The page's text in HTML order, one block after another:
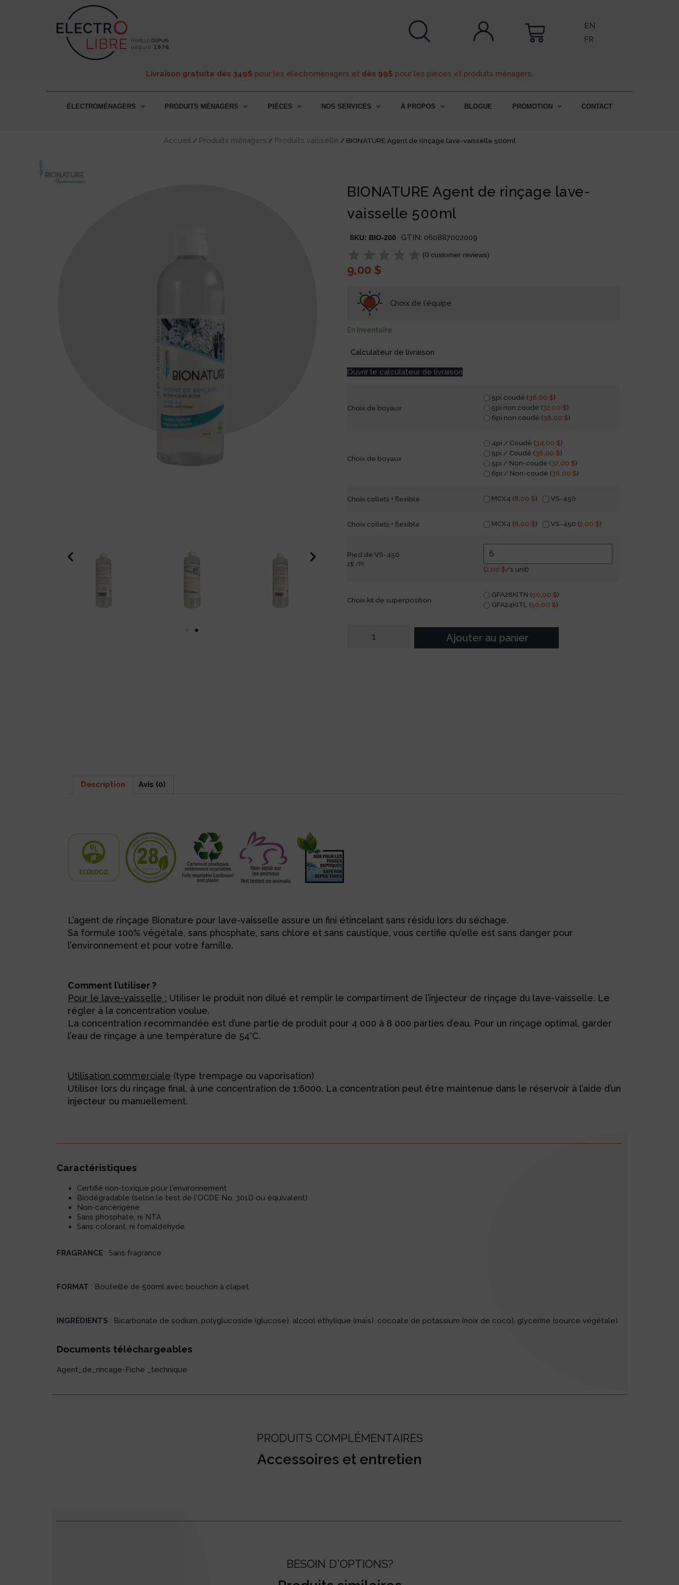
EN
FR
Livraison gratuite dès 349$ pour les électroménagers et dès 99$ pour les pièces et produits ménagers.
ÉLECTROMÉNAGERS PRODUITS MÉNAGERS PIÈCES NOS SERVICES À PROPOS BLOGUE PROMOTION CONTACT
Accueil / Produits ménagers / Produits vaisselle / BIONATURE Agent de rinçage lave-vaisselle 500ml
BIONATURE Agent de rinçage lave-
vaisselle 500ml
SKU: BIO-200 GTIN: 060887002009
(0 customer reviews)
9,00 $
Choix de l'équipe
En Inventaire
Calculateur de livraison
Ouvrir le calculateur de livraison
Choix de boyaux
5pi coudé (38,00 $)
5pi non coudé (32,00 $)
6pi non coudé (38,00 $)
Choix de boyaux
4pi / Coudé (34,00 $)
5pi / Coudé (38,00 $)
5pi / Non-coudé (32,00 $)
6pi / Non-coudé (38,00 $)
Choix collets + flexible MCX4 (8,00 $) VS-450
Choix collets + flexible MCX4 (8,00 $) VS-450 (2,00 $)
Pied de VS-450
2$ /PI
(2,00 $/1 unit)
Choix kit de superposition
GFA28KITN (50,00 $)
GFA24KITL (50,00 $)
Ajouter au panier
Description Avis (0)
L’agent de rinçage Bionature pour lave-vaisselle assure un fini étincelant sans résidu lors du séchage.
Sa formule 100% végétale, sans phosphate, sans chlore et sans caustique, vous certifie qu’elle est sans danger pour
l’environnement et pour votre famille.
Comment l’utiliser ?
Pour le lave-vaisselle : Utiliser le produit non dilué et remplir le compartiment de l’injecteur de rinçage du lave-vaisselle. Le
régler à la concentration voulue.
La concentration recommandée est d’une partie de produit pour 4 000 à 8 000 parties d’eau. Pour un rinçage optimal, garder
l’eau de rinçage à une température de 54°C.
Utilisation commerciale (type trempage ou vaporisation)
Utiliser lors du rinçage final, à une concentration de 1:6000. La concentration peut être maintenue dans le réservoir à l’aide d’un
injecteur ou manuellement.
Caractéristiques
Certifié non-toxique pour l'environnement
Biodégradable (selon le test de l'OCDE No. 301D ou équivalent)
Non-cancérigène
Sans phosphate, ni NTA
Sans colorant, ni fomaldéhyde
FRAGRANCE : Sans fragrance
FORMAT : Bouteille de 500ml avec bouchon à clapet
INGRÉDIENTS : Bicarbonate de sodium, polyglucoside (glucose), alcool éthylique (maïs), cocoate de potassium (noix de coco), glycerine (source végétale)
Documents téléchargeables
Agent_de_rincage-Fiche _technique
PRODUITS COMPLÉMENTAIRES
Accessoires et entretien
BESOIN D'OPTIONS?